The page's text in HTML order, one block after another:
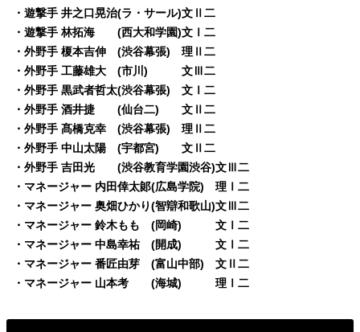
・遊撃手 井之口晃治(ラ・サール)文Ⅱ二
・遊撃手 林拓海 (西大和学園)文Ⅰ二
・外野手 榎本吉伸 (渋谷幕張) 理Ⅱ二
・外野手 工藤雄大 (市川) 文Ⅲ二
・外野手 黒武者哲太(渋谷幕張) 文Ⅰ二
・外野手 酒井捷 (仙台二) 文Ⅱ二
・外野手 髙橋克幸 (渋谷幕張) 理Ⅱ二
・外野手 中山太陽 (宇都宮) 文Ⅱ二
・外野手 吉田光 (渋谷教育学園渋谷)文Ⅲ二
・マネージャー 内田倖太郞(広島学院) 理Ⅰ二
・マネージャー 奥畑ひかり(智辯和歌山)文Ⅲ二
・マネージャー 鈴木もも (岡崎) 文Ⅰ二
・マネージャー 中島幸祐 (開成) 文Ⅰ二
・マネージャー 番匠由芽 (富山中部) 文Ⅱ二
・マネージャー 山本考 (海城) 理Ⅰ二